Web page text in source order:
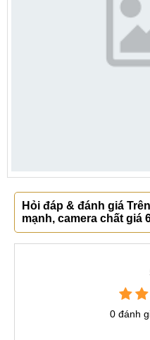
Hỏi đáp & đánh giá
mạnh, camera chất giá
0 đánh